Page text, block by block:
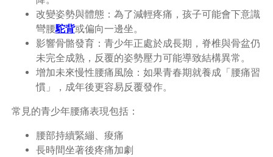
改變姿勢與體態：為了減輕疼痛，孩子可能會下意識
彎腰駝背或偏向一邊坐。
影響骨骼發育：青少年正處於成長期，脊椎與骨盆仍
未完全成熟，反覆的姿勢壓力可能導致結構異常。
增加未來慢性腰痛風險：如果青春期就養成「腰痛習
慣」，成年後更容易反覆發作。
常見的青少年腰痛表現包括：
腰部持續緊繃、痠痛
長時間坐著後疼痛加劇